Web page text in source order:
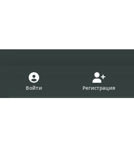
Light ModeDark ModeSystem Preference
Войти Регистрация